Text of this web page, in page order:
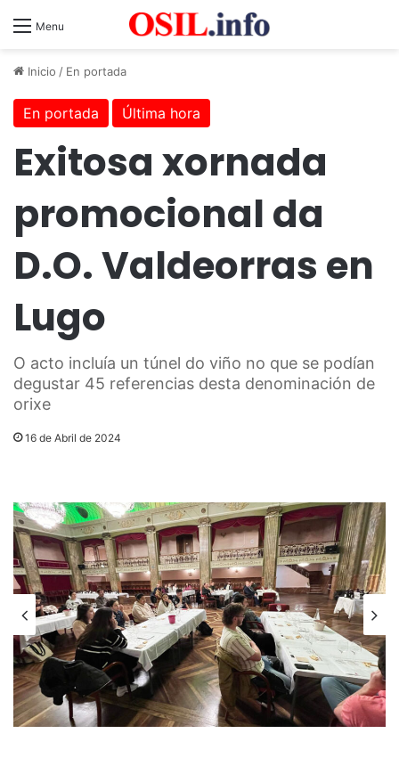
Menu
Inicio / En portada
En portada Última hora
Exitosa xornada
promocional da
D.O. Valdeorras en
Lugo
O acto incluía un túnel do viño no que se podían
degustar 45 referencias desta denominación de
orixe
16 de Abril de 2024